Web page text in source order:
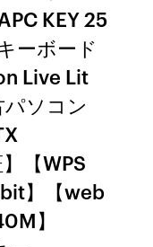
KEY 25
ーボード
Live Lit
パソコン
【WPS
】【web
】